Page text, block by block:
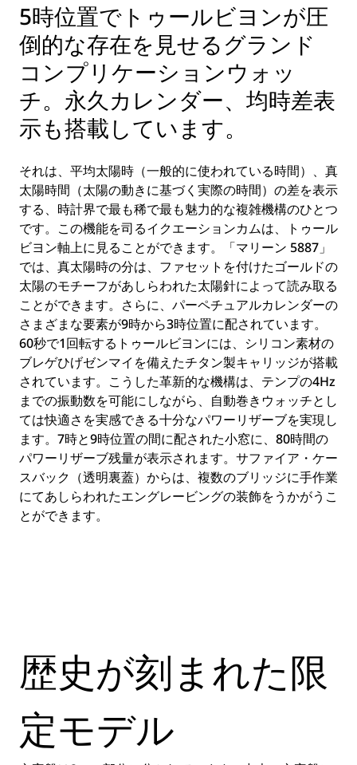
5時位置でトゥールビヨンが圧
倒的な存在を見せるグランド
コンプリケーションウォッ
チ。永久カレンダー、均時差表
示も搭載しています。
それは、平均太陽時（一般的に使われている時間）、真
太陽時間（太陽の動きに基づく実際の時間）の差を表示
する、時計界で最も稀で最も魅力的な複雑機構のひとつ
です。この機能を司るイクエーションカムは、トゥール
ビヨン軸上に見ることができます。「マリーン 5887」
では、真太陽時の分は、ファセットを付けたゴールドの
太陽のモチーフがあしらわれた太陽針によって読み取る
ことができます。さらに、パーペチュアルカレンダーの
さまざまな要素が9時から3時位置に配されています。
60秒で1回転するトゥールビヨンには、シリコン素材の
ブレゲひげゼンマイを備えたチタン製キャリッジが搭載
されています。こうした革新的な機構は、テンプの4Hz
までの振動数を可能にしながら、自動巻きウォッチとし
ては快適さを実感できる十分なパワーリザーブを実現し
ます。7時と9時位置の間に配された小窓に、80時間の
パワーリザーブ残量が表示されます。サファイア・ケー
スバック（透明裏蓋）からは、複数のブリッジに手作業
にてあしらわれたエングレービングの装飾をうかがうこ
とができます。
歴史が刻まれた限
定モデル